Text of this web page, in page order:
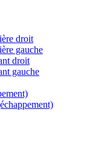
droit
gauche
droit
gauche